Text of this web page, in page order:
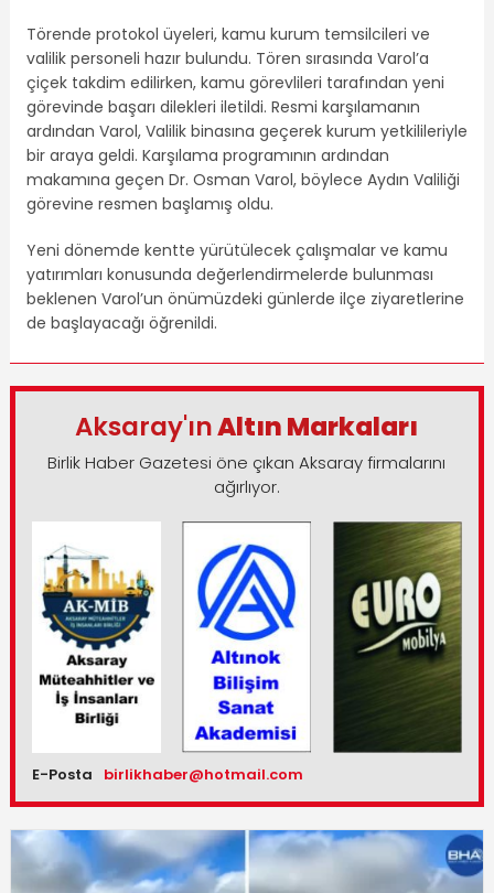
Törende protokol üyeleri, kamu kurum temsilcileri ve
valilik personeli hazır bulundu. Tören sırasında Varol’a
çiçek takdim edilirken, kamu görevlileri tarafından yeni
görevinde başarı dilekleri iletildi. Resmi karşılamanın
ardından Varol, Valilik binasına geçerek kurum yetkilileriyle
bir araya geldi. Karşılama programının ardından
makamına geçen Dr. Osman Varol, böylece Aydın Valiliği
görevine resmen başlamış oldu.
Yeni dönemde kentte yürütülecek çalışmalar ve kamu
yatırımları konusunda değerlendirmelerde bulunması
beklenen Varol’un önümüzdeki günlerde ilçe ziyaretlerine
de başlayacağı öğrenildi.
Aksaray'ınAltın Markaları
Birlik Haber Gazetesi öne çıkan Aksaray firmalarını
ağırlıyor.
E-Posta birlikhaber@hotmail.com